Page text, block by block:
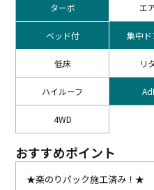
ターボ エ
ベッド付 集中ド
低床 リ
ハイルーフ
4WD
おすすめポイント
★楽のりパック施工済み！★